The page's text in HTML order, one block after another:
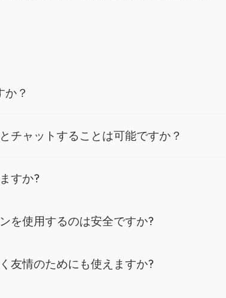
？
チャットすることは可能ですか？
すか?
を使用するのは安全ですか?
友情のためにも使えますか?